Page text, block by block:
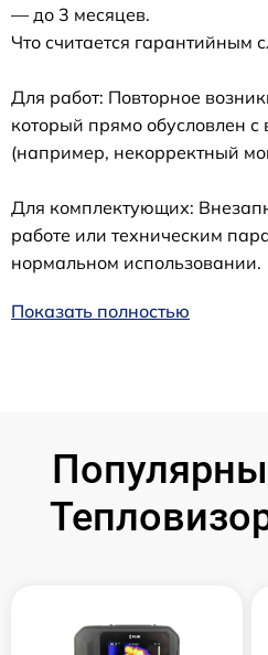
— до 3 месяцев.
Что считается гарантийным
Для работ: Повторное
который прямо обусловлен
(например, некорректный
Для комплектующих:
работе или техническим
нормальном использовании.
Показать полностью